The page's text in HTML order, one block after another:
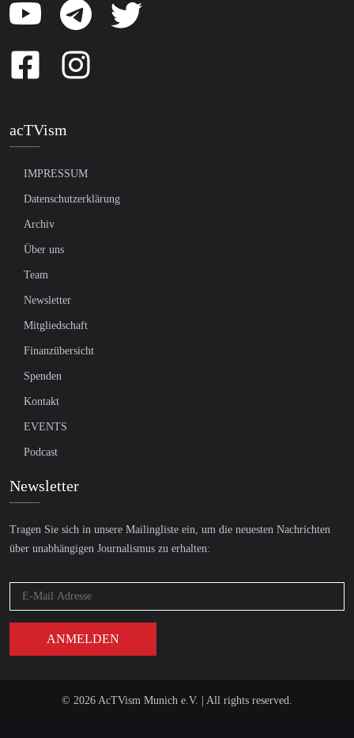
acTVism
IMPRESSUM
Datenschutzerklärung
Archiv
Über uns
Team
Newsletter
Mitgliedschaft
Finanzübersicht
Spenden
Kontakt
EVENTS
Podcast
Newsletter
Tragen Sie sich in unsere Mailingliste ein, um die neuesten Nachrichten
über unabhängigen Journalismus zu erhalten:
© 2026 AcTVism Munich e.V. | All rights reserved.